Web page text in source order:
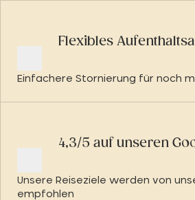
Flexibles
Einfachere Stornierung für noch
4,3/5 auf unseren
Unsere Reiseziele werden von
empfohlen